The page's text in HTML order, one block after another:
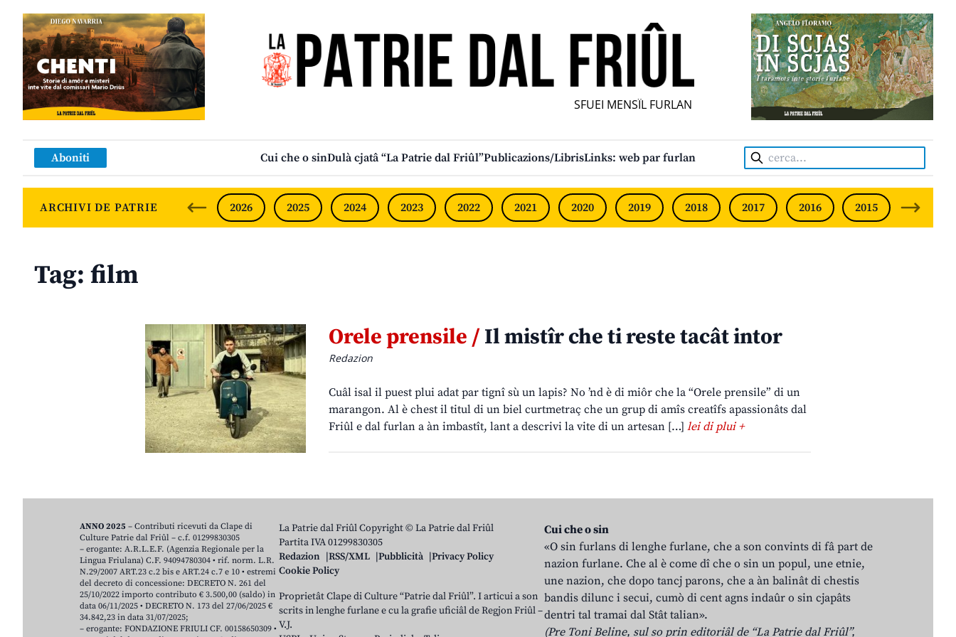
SFUEI MENSÎL FURLAN INDIPENDENT • INDEPENDENT FRIULIAN
Aboniti Cui che o sinDulà cjatâ “La Patrie dal Friûl”Publicazions/LibrisLinks: web par furlan Cerca:
ARCHIVI DE PATRIE 2026 2025 2024 2023 2022 2021 2020 2019 2018 2017 2016 2015 2014
Tag: film
Orele prensile /Il mistîr che ti reste tacât intor
Redazion
Cuâl isal il puest plui adat par tignî sù un lapis? No ’nd è di miôr che la “Orele prensile” di un
marangon. Al è chest il titul di un biel curtmetraç che un grup di amîs creatîfs apassionâts dal
Friûl e dal furlan a àn imbastît, lant a descrivi la vite di un artesan […] lei di plui +
La Patrie dal Friûl Copyright © La Patrie dal Friûl
Partita IVA 01299830305
Redazion
RSS/XML Pubblicità
Privacy Policy
Cookie Policy
Proprietât Clape di Culture “Patrie dal Friûl”. I articui a son
scrits in lenghe furlane e cu la grafie uficiâl de Regjon Friûl –
V.J.
Cui che o sin
«O sin furlans di lenghe furlane, che a son convints di fâ part de
nazion furlane. Che al è come dî che o sin un popul, une etnie,
une nazion, che dopo tancj parons, che a àn balinât di chestis
bandis dilunc i secui, cumò di cent agns indaûr o sin cjapâts
dentri tal tramai dal Stât talian».
(Pre Toni Beline, sul so prin editoriâl de “La Patrie dal Friûl”,
ANNO 2025 – Contributi ricevuti da Clape di
Culture Patrie dal Friûl – c.f. 01299830305
– erogante: A.R.L.E.F. (Agenzia Regionale per la
Lingua Friulana) C.F. 94094780304 • rif. norm. L.R.
N.29/2007 ART.23 c.2 bis e ART.24 c.7 e 10 • estremi
del decreto di concessione: DECRETO N. 261 del
25/10/2022 importo contributo € 3.500,00 (saldo) in
data 06/11/2025 • DECRETO N. 173 del 27/06/2025 €
34.842,23 in data 31/07/2025;
– erogante: FONDAZIONE FRIULI CF. 00158650309 •